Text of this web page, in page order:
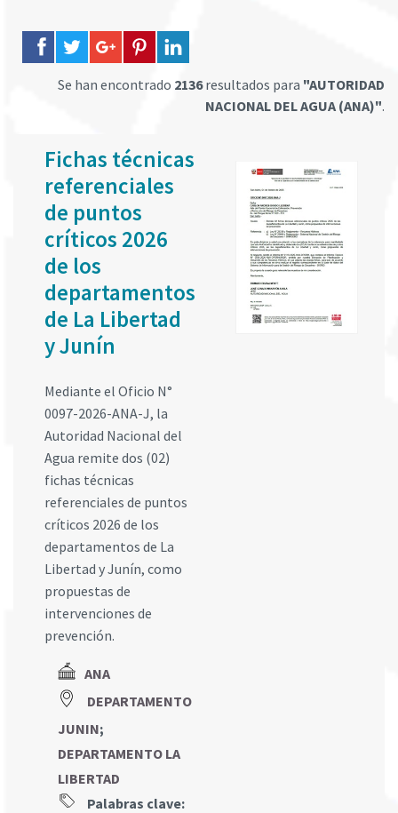
Se han encontrado 2136resultados para "AUTORIDAD
NACIONAL DEL AGUA (ANA)".
Fichas técnicas
referenciales
de puntos
críticos 2026
de los
departamentos
de La Libertad
y Junín
Mediante el Oficio N°
0097-2026-ANA-J, la
Autoridad Nacional del
Agua remite dos (02)
fichas técnicas
referenciales de puntos
críticos 2026 de los
departamentos de La
Libertad y Junín, como
propuestas de
intervenciones de
prevención.
ANA
DEPARTAMENTO
JUNIN;
DEPARTAMENTO LA
LIBERTAD
Palabras clave: